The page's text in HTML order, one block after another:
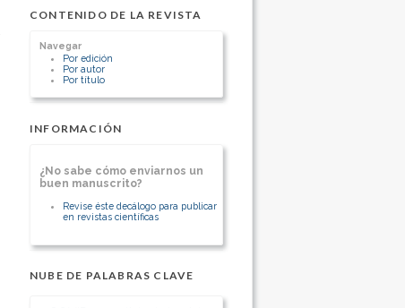
CONTENIDO DE LA REVISTA
Navegar
Por edición
Por autor
Por título
INFORMACIÓN
¿No sabe cómo enviarnos un
buen manuscrito?
Revise éste decálogo para publicar
en revistas científicas
NUBE DE PALABRAS CLAVE